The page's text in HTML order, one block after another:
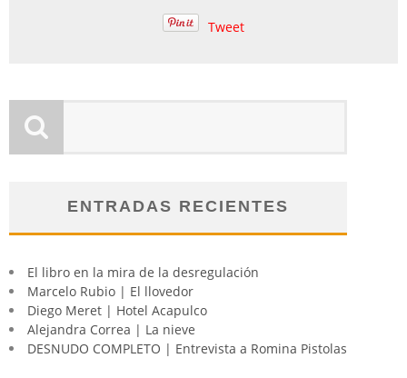
Tweet
ENTRADAS RECIENTES
El libro en la mira de la desregulación
Marcelo Rubio | El llovedor
Diego Meret | Hotel Acapulco
Alejandra Correa | La nieve
DESNUDO COMPLETO | Entrevista a Romina Pistolas